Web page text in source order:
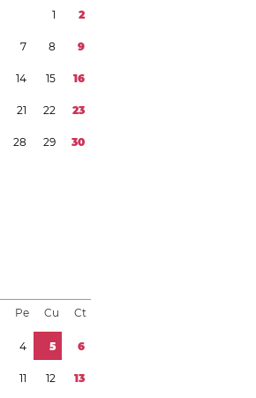
1 2
7 8 9
14 15 16
21 22 23
28 29 30
Pe Cu Ct
4 5 6
11 12 13